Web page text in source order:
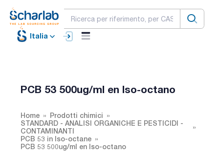
Italia
PCB 53 500ug/ml en Iso-octano
Home
Prodotti chimici
STANDARD - ANALISI ORGANICHE E PESTICIDI -
CONTAMINANTI
PCB 53 in Iso-octane
PCB 53 500ug/ml en Iso-octano